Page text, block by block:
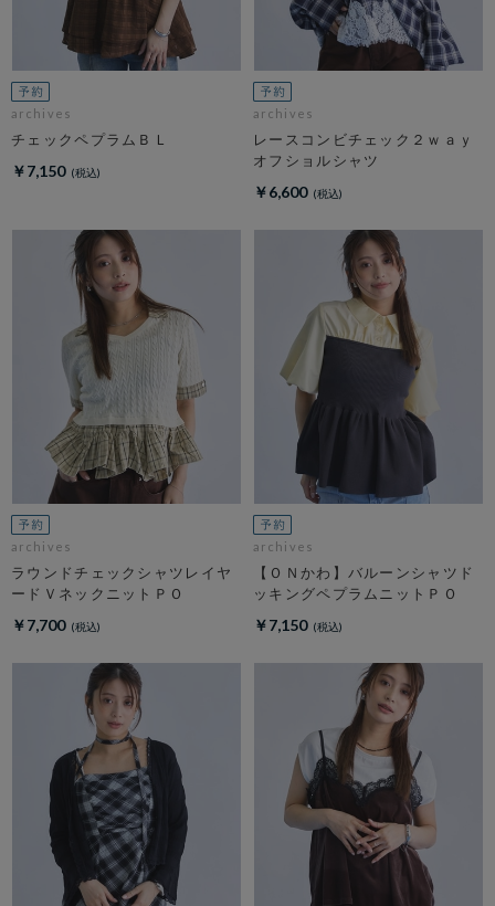
archives
チェックペプラムＢＬ
￥7,150
archives
レースコンビチェック２ｗａｙ
オフショルシャツ
￥6,600
archives
ラウンドチェックシャツレイヤ
ードＶネックニットＰＯ
￥7,700
archives
【ＯＮかわ】バルーンシャツド
ッキングペプラムニットＰＯ
￥7,150